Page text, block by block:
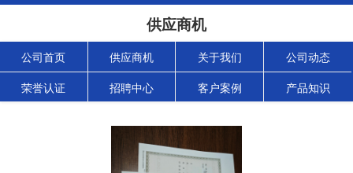
供应商机
公司首页 供应商机 关于我们 公司动态
荣誉认证 招聘中心 客户案例 产品知识